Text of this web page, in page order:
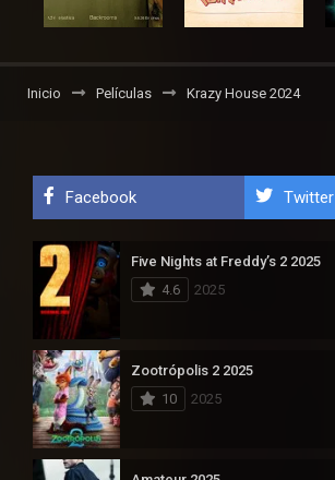
Inicio Películas Krazy House 2024
Facebook Twitter
Five Nights at Freddy’s 2 2025
4.6
2025
Zootrópolis 2 2025
10
2025